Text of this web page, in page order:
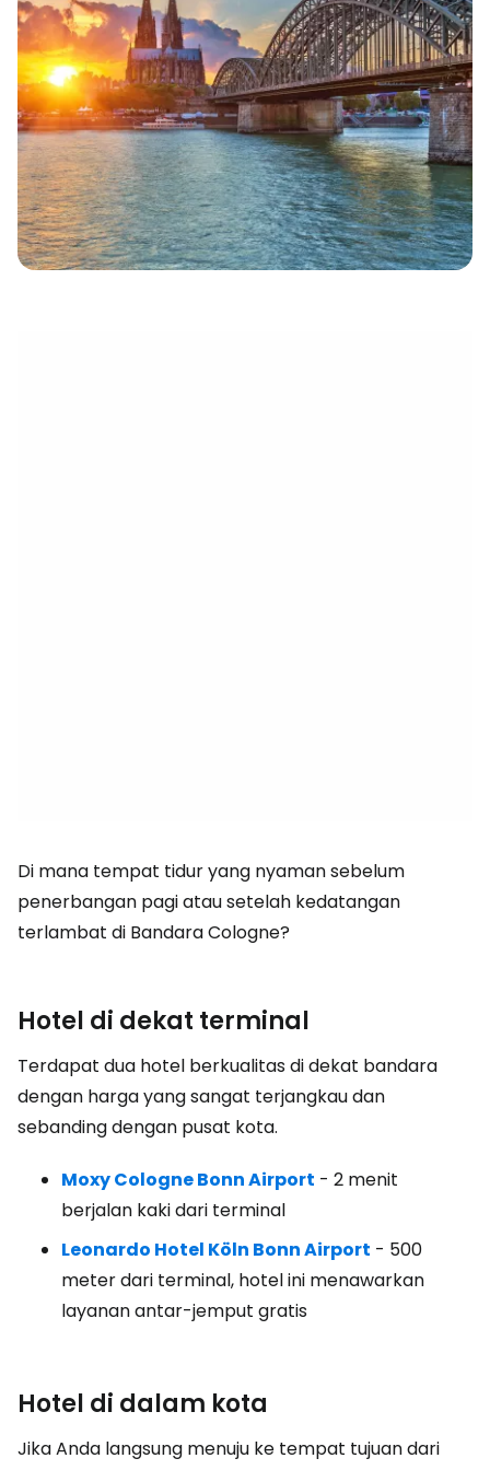
Di mana tempat tidur yang nyaman sebelum
penerbangan pagi atau setelah kedatangan
terlambat di Bandara Cologne?
Hotel di dekat terminal
Terdapat dua hotel berkualitas di dekat bandara
dengan harga yang sangat terjangkau dan
sebanding dengan pusat kota.
Moxy Cologne Bonn Airport - 2 menit
berjalan kaki dari terminal
Leonardo Hotel Köln Bonn Airport - 500
meter dari terminal, hotel ini menawarkan
layanan antar-jemput gratis
Hotel di dalam kota
Jika Anda langsung menuju ke tempat tujuan dari